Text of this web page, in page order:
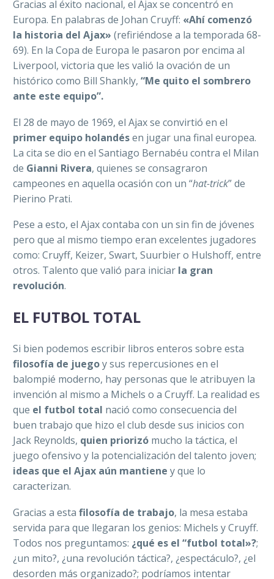
Gracias al éxito nacional, el Ajax se concentró en
Europa. En palabras de Johan Cruyff: «Ahí comenzó
la historia del Ajax» (refiriéndose a la temporada 68-
69). En la Copa de Europa le pasaron por encima al
Liverpool, victoria que les valió la ovación de un
histórico como Bill Shankly, “Me quito el sombrero
ante este equipo”.
El 28 de mayo de 1969, el Ajax se convirtió en el
primer equipo holandésen jugar una final europea.
La cita se dio en el Santiago Bernabéu contra el Milan
de Gianni Rivera, quienes se consagraron
campeones en aquella ocasión con un “hat-trick” de
Pierino Prati.
Pese a esto, el Ajax contaba con un sin fin de jóvenes
pero que al mismo tiempo eran excelentes jugadores
como: Cruyff, Keizer, Swart, Suurbier o Hulshoff, entre
otros. Talento que valió para iniciar la gran
revolución.
EL FUTBOL TOTAL
Si bien podemos escribir libros enteros sobre esta
filosofía de juegoy sus repercusiones en el
balompié moderno, hay personas que le atribuyen la
invención al mismo a Michels o a Cruyff. La realidad es
que el futbol total nació como consecuencia del
buen trabajo que hizo el club desde sus inicios con
Jack Reynolds, quien priorizó mucho la táctica, el
juego ofensivo y la potencialización del talento joven;
ideas que el Ajax aún mantiene y que lo
caracterizan.
Gracias a esta filosofía de trabajo, la mesa estaba
servida para que llegaran los genios: Michels y Cruyff.
Todos nos preguntamos: ¿qué es el “futbol total»?;
¿un mito?, ¿una revolución táctica?, ¿espectáculo?, ¿el
desorden más organizado?; podríamos intentar